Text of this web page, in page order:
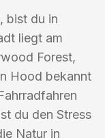
bist du in
liegt am
Forest,
Hood bekannt
du den Stress
Natur in